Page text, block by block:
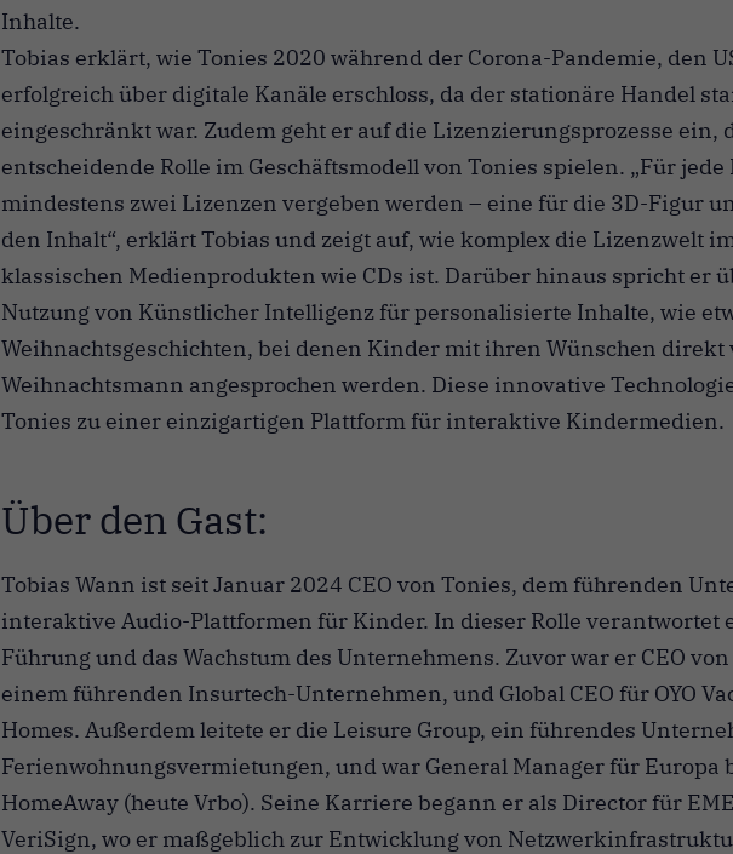
Inhalte.
Tobias erklärt, wie Tonies 2020 während der Corona-Pandemie, den
erfolgreich über digitale Kanäle erschloss, da der stationäre Handel
eingeschränkt war. Zudem geht er auf die Lizenzierungsprozesse ein,
entscheidende Rolle im Geschäftsmodell von Tonies spielen. „Für
mindestens zwei Lizenzen vergeben werden – eine für die 3D-Figur
den Inhalt“, erklärt Tobias und zeigt auf, wie komplex die Lizenzwelt
klassischen Medienprodukten wie CDs ist. Darüber hinaus spricht er
Nutzung von Künstlicher Intelligenz für personalisierte Inhalte, wie
Weihnachtsgeschichten, bei denen Kinder mit ihren Wünschen direkt
Weihnachtsmann angesprochen werden. Diese innovative
Tonies zu einer einzigartigen Plattform für interaktive Kindermedien.
Über den Gast:
Tobias Wann ist seit Januar 2024 CEO von Tonies, dem führenden
interaktive Audio-Plattformen für Kinder. In dieser Rolle verantwortet
Führung und das Wachstum des Unternehmens. Zuvor war er CEO
einem führenden Insurtech-Unternehmen, und Global CEO für OYO
Homes. Außerdem leitete er die Leisure Group, ein führendes
Ferienwohnungsvermietungen, und war General Manager für Europa
HomeAway (heute Vrbo). Seine Karriere begann er als Director für
VeriSign, wo er maßgeblich zur Entwicklung von